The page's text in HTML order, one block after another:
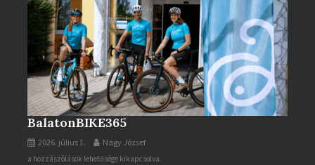
BalatonBIKE365
2026. július 1. Nagy József
BalatonBIKE365
a hozzászólások lehetősége kikapcsolva